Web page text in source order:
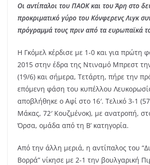
Οι αντίπαλοι του ΠΑΟΚ και του Άρη στο
προκριματικό γύρο του Κόνφερενς Λιγκ
πρόγραμμά τους πριν από τα ευρωπαϊκά
Η Γκόμελ κέρδισε με 1-0 και για πρώτη
2015 στην έδρα της Ντιναμό Μπρεστ
(19/6) και σήμερα, Τετάρτη, πήρε την
επόμενη φάση του κυπέλλου
αποβλήθηκε ο Αφί στο 16′. Τελικό 3-1
Μάκας, 72′ Κουζμένοκ), με ανατροπή,
Όρσα, ομάδα από τη Β’ κατηγορία.
Από την άλλη μεριά, η αντίπαλος του
Βορρά” νίκησε με 2-1 την βουλγαρική